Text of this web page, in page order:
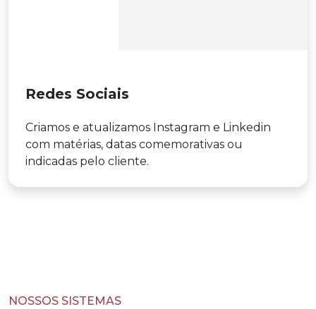
Redes Sociais
Criamos e atualizamos Instagram e Linkedin
com matérias, datas comemorativas ou
indicadas pelo cliente.
NOSSOS SISTEMAS